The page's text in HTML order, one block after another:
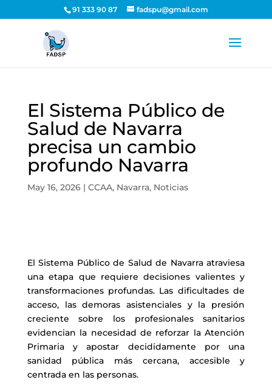
91 333 90 87 fadspu@gmail.com
El Sistema Público de
Salud de Navarra
precisa un cambio
profundo Navarra
May 16, 2026| CCAA, Navarra, Noticias
El Sistema Público de Salud de Navarra atraviesa
una etapa que requiere decisiones valientes y
transformaciones profundas. Las dificultades de
acceso, las demoras asistenciales y la presión
creciente sobre los profesionales sanitarios
evidencian la necesidad de reforzar la Atención
Primaria y apostar decididamente por una
sanidad pública más cercana, accesible y
centrada en las personas.